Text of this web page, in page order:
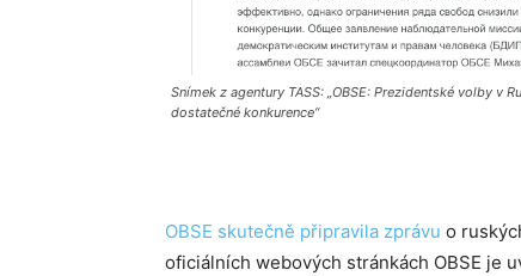
Snímek z agentury TASS: „OBSE: Prezidentské volby v
dostatečné konkurence“
OBSE skutečně připravila zprávu o
oficiálních webových stránkách OBSE je